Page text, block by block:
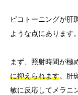
ピコトーニングが肝
ような点にあります。
まず、照射時間が極
に抑えられます。肝
敏に反応してメラニ